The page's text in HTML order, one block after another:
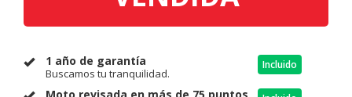
1 año de garantía
Buscamos tu tranquilidad.
Incluido